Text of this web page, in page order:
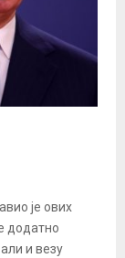
је ових
додатно
и везу